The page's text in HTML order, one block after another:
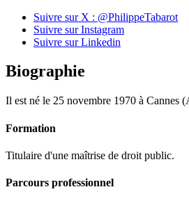
Suivre sur X : @PhilippeTabarot
Suivre sur Instagram
Suivre sur Linkedin
Biographie
Il est né le 25 novembre 1970 à Cannes
Formation
Titulaire d'une maîtrise de droit public.
Parcours professionnel